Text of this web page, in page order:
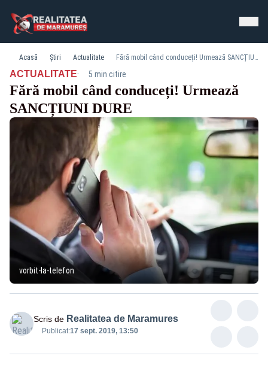
Acasă Știri Actualitate Fără mobil când conduceți! Urmează SANCȚIUNI DURE
ACTUALITATE· 5 min citire
Fără mobil când conduceți! Urmează
SANCȚIUNI DURE
vorbit-la-telefon
Scris de Realitatea de Maramures
Publicat:17 sept. 2019, 13:50